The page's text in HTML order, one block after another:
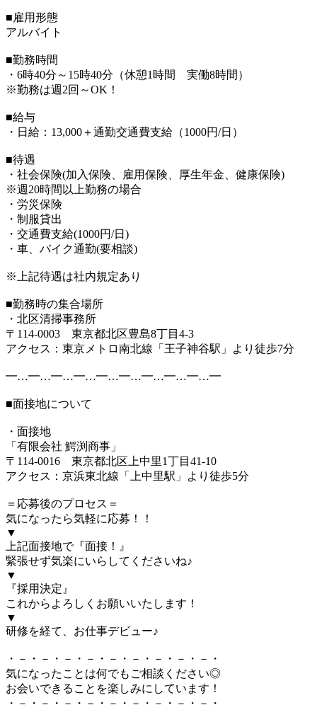
■雇用形態
アルバイト
■勤務時間
・6時40分～15時40分（休憩1時間 実働8時間）
※勤務は週2回～OK！
■給与
・日給：13,000＋通勤交通費支給（1000円/日）
■待遇
・社会保険(加入保険、雇用保険、厚生年金、健康保険)
※週20時間以上勤務の場合
・労災保険
・制服貸出
・交通費支給(1000円/日)
・車、バイク通勤(要相談)
※上記待遇は社内規定あり
■勤務時の集合場所
・北区清掃事務所
〒114-0003 東京都北区豊島8丁目4-3
アクセス：東京メトロ南北線「王子神谷駅」より徒歩7分
━…━…━…━…━…━…━…━…━…━
■面接地について
・面接地
「有限会社 鰐渕商事」
〒114-0016 東京都北区上中里1丁目41-10
アクセス：京浜東北線「上中里駅」より徒歩5分
＝応募後のプロセス＝
気になったら気軽に応募！！
▼
上記面接地で『面接！』
緊張せず気楽にいらしてくださいね♪
▼
『採用決定』
これからよろしくお願いいたします！
▼
研修を経て、お仕事デビュー♪
・－・－・－・－・－・－・－・－・－・
気になったことは何でもご相談ください◎
お会いできることを楽しみにしています！
・－・－・－・－・－・－・－・－・－・